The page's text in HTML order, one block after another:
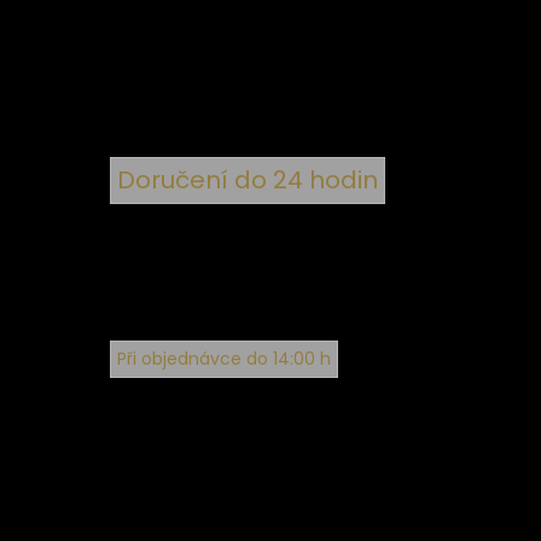
Doručení do 24 hodin
Při objednávce do 14:00 h